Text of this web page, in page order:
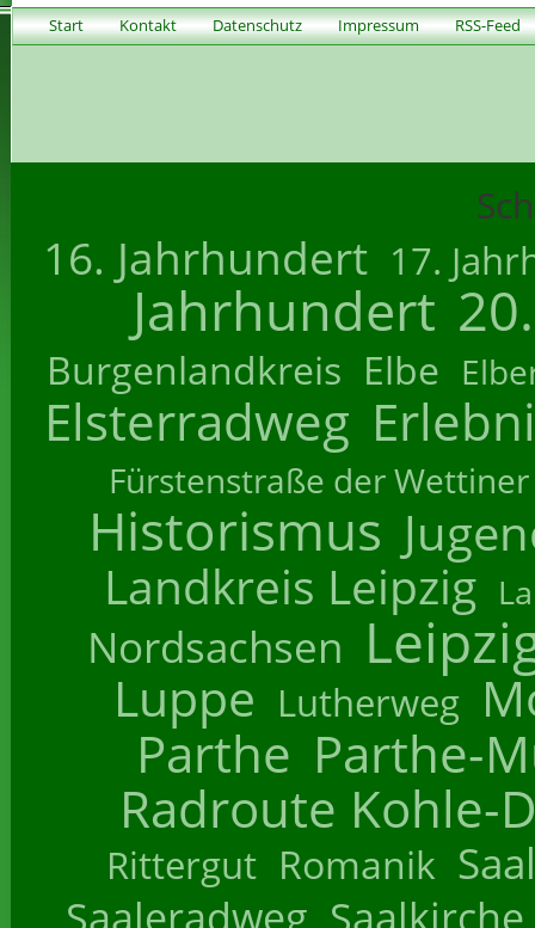
Start Kontakt Datenschutz Impressum RSS-Feed
16. Jahrhundert 17.
Jahrhundert
Burgenlandkreis Elbe
Elsterradweg
Fürstenstraße der Wettiner
Historismus
Landkreis Leipzig
Nordsachsen
Luppe Lutherweg
Parthe Parthe-
Radroute Kohle-
Rittergut Romanik
Saaleradweg Saalkirche